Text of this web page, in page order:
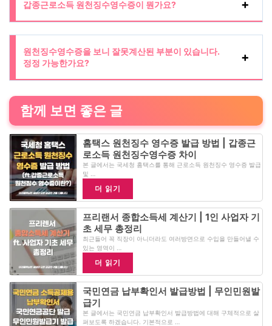
갑종근로소득 원천징수영수증이 뭔가요?
원천징수영수증을 보니 잘못계산된 부분이 있습니다.
정정 가능한가요?
함께 보면 좋은 글
홈택스 원천징수 영수증 발급 방법 | 갑종근
로소득 원천징수영수증 차이
본 글에서는 국세청 홈택스를 통해 근로소득 원천징수 영수증 발급
및 …
더 읽기
프리랜서 종합소득세 계산기 | 1인 사업자 기
초 세무 총정리
최근들어 꼭 직장이 아니더라도 여러방면으로 수입을 만들어낼 수
있는 영역이 …
더 읽기
국민연금 납부확인서 발급방법 | 무인민원발
급기
본 글에서는 국민연금 납부확인서 발급방법에 대해 구체적으로 살
펴보도록 하겠습니다. 기본적으로 …